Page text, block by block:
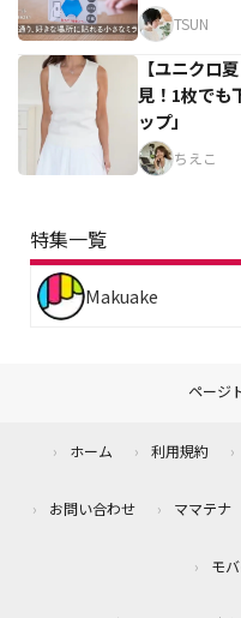
TSUN
【ユニクロ
見！1枚でも
ップ」
ちえこ
特集一覧
Makuake
ページ
ホーム 利用規約
お問い合わせ ママテナ
モ